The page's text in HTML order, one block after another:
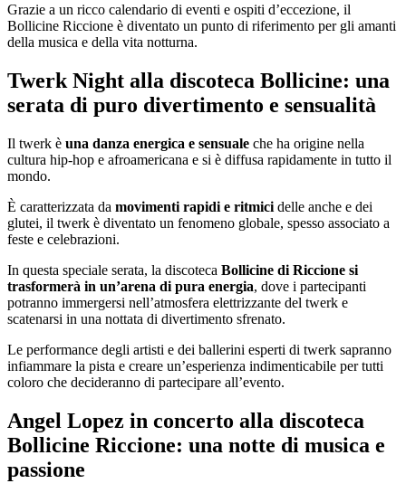
Grazie a un ricco calendario di eventi e ospiti d’eccezione, il
Bollicine Riccione è diventato un punto di riferimento per gli amanti
della musica e della vita notturna.
Twerk Night alla discoteca Bollicine: una
serata di puro divertimento e sensualità
Il twerk è una danza energica e sensuale che ha origine nella
cultura hip-hop e afroamericana e si è diffusa rapidamente in tutto il
mondo.
È caratterizzata da movimenti rapidi e ritmici delle anche e dei
glutei, il twerk è diventato un fenomeno globale, spesso associato a
feste e celebrazioni.
In questa speciale serata, la discoteca Bollicine di Riccione si
trasformerà in un’arena di pura energia, dove i partecipanti
potranno immergersi nell’atmosfera elettrizzante del twerk e
scatenarsi in una nottata di divertimento sfrenato.
Le performance degli artisti e dei ballerini esperti di twerk sapranno
infiammare la pista e creare un’esperienza indimenticabile per tutti
coloro che decideranno di partecipare all’evento.
Angel Lopez in concerto alla discoteca
Bollicine Riccione: una notte di musica e
passione